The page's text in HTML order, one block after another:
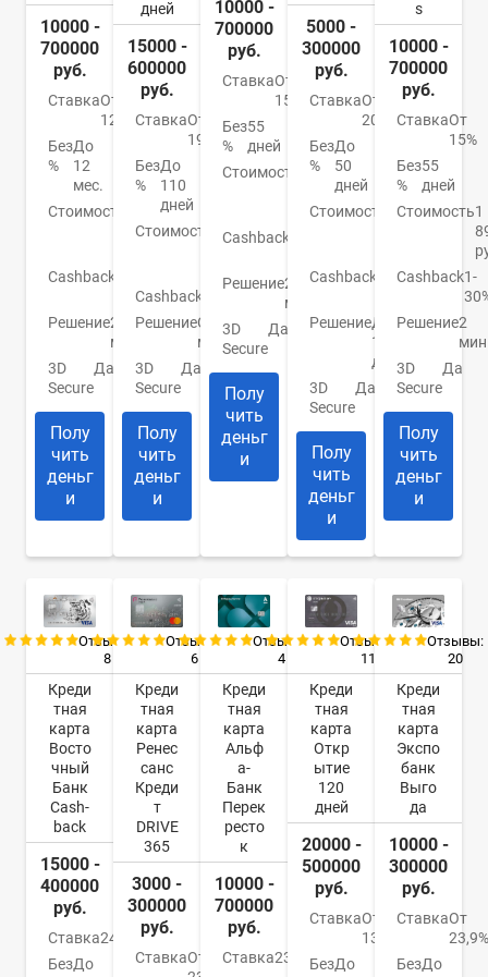
10000 -
700000
руб.
СтавкаОт
12%
Без
%
До
12
мес.
Стоимость
руб./
Cashback
30%
Решение2
мин.
3D
Secure
Да
Полу
чить
деньг
и
дней
15000 -
600000
руб.
СтавкаОт
19%
Без
%
До
110
дней
Стоимость
От
Cashback
РешениеОт 2
мин.
3D
Secure
Да
Полу
чить
деньг
и
10000 -
700000
руб.
СтавкаОт
15%
Без
%
55
дней
Стоимость
990
руб./
год
Cashback
Решение2
мин.
3D
Secure
Да
Полу
чить
деньг
и
5000 -
300000
руб.
СтавкаОт
20.9%
Без
%
До
50
дней
Стоимость
До
Cashback
До
РешениеДо
1
дня
3D
Secure
Да
Полу
чить
деньг
и
s
10000 -
700000
руб.
СтавкаОт
15%
Без
%
55
дней
Стоимость1
Cashback1-
Решение2
3D
Secure
Да
Полу
чить
деньг
и
Отзывы:
8
Креди
тная
карта
Восто
чный
Банк
Cash-
back
15000 -
400000
руб.
Ставка24%
БезДо
Отзывы:
6
Креди
тная
карта
Ренес
санс
Креди
т
DRIVE
365
3000 -
300000
руб.
СтавкаОт
Отзывы:
4
Креди
тная
карта
Альф
а-
Банк
Перек
ресто
к
10000 -
700000
руб.
Ставка23.99%
Отзывы:
11
Креди
тная
карта
Откр
ытие
120
дней
20000 -
500000
руб.
СтавкаОт
13,9%
БезДо
Отзывы:
20
Креди
тная
карта
Экспо
банк
Выго
да
10000 -
300000
руб.
СтавкаОт
23,9%
БезДо